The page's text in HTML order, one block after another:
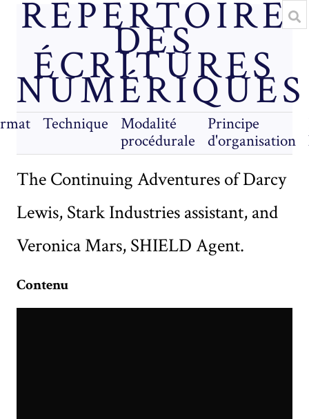
RÉPERTOIRE
DES
ÉCRITURES
NUMÉRIQUES
Technique
Modalité
procédurale
Principe
d'organisation
The Continuing Adventures of Darcy
Lewis, Stark Industries assistant, and
Veronica Mars, SHIELD Agent.
Contenu